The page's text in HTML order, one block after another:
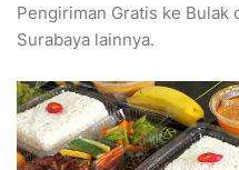
Pengiriman Gratis ke Bulak
Surabaya lainnya.